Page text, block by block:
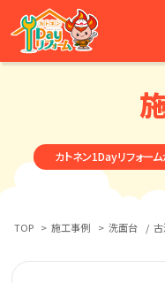
カトネン1Dayリフォー
TOP > 施工事例 > 洗面台 /